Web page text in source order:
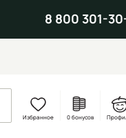
8 800 301-
Избранное 0 бонусов